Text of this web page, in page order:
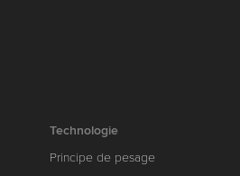
Technologie
Principe de pesage